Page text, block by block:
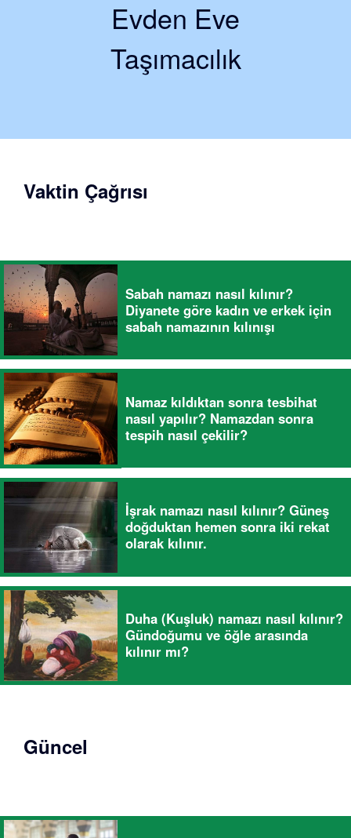
Evden Eve
Taşımacılık
Vaktin Çağrısı
Sabah namazı nasıl kılınır?
Diyanete göre kadın ve erkek için
sabah namazının kılınışı
Namaz kıldıktan sonra tesbihat
nasıl yapılır? Namazdan sonra
tespih nasıl çekilir?
İşrak namazı nasıl kılınır? Güneş
doğduktan hemen sonra iki rekat
olarak kılınır.
Duha (Kuşluk) namazı nasıl kılınır?
Gündoğumu ve öğle arasında
kılınır mı?
Güncel